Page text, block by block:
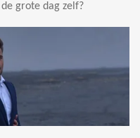
grote dag zelf?